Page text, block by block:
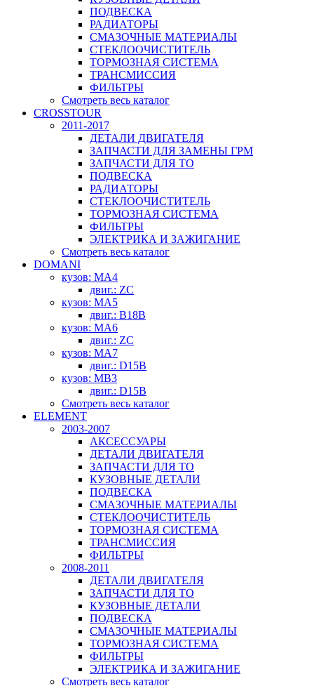
ПОДВЕСКА
РАДИАТОРЫ
СМАЗОЧНЫЕ МАТЕРИАЛЫ
СТЕКЛООЧИСТИТЕЛЬ
ТОРМОЗНАЯ СИСТЕМА
ТРАНСМИССИЯ
ФИЛЬТРЫ
Смотреть весь каталог
CROSSTOUR
2011-2017
ДЕТАЛИ ДВИГАТЕЛЯ
ЗАПЧАСТИ ДЛЯ ЗАМЕНЫ ГРМ
ЗАПЧАСТИ ДЛЯ ТО
ПОДВЕСКА
РАДИАТОРЫ
СТЕКЛООЧИСТИТЕЛЬ
ТОРМОЗНАЯ СИСТЕМА
ФИЛЬТРЫ
ЭЛЕКТРИКА И ЗАЖИГАНИЕ
Смотреть весь каталог
DOMANI
кузов: MA4
двиг.: ZC
кузов: MA5
двиг.: B18B
кузов: MA6
двиг.: ZC
кузов: MA7
двиг.: D15B
кузов: MB3
двиг.: D15B
Смотреть весь каталог
ELEMENT
2003-2007
АКСЕССУАРЫ
ДЕТАЛИ ДВИГАТЕЛЯ
ЗАПЧАСТИ ДЛЯ ТО
КУЗОВНЫЕ ДЕТАЛИ
ПОДВЕСКА
СМАЗОЧНЫЕ МАТЕРИАЛЫ
СТЕКЛООЧИСТИТЕЛЬ
ТОРМОЗНАЯ СИСТЕМА
ТРАНСМИССИЯ
ФИЛЬТРЫ
2008-2011
ДЕТАЛИ ДВИГАТЕЛЯ
ЗАПЧАСТИ ДЛЯ ТО
КУЗОВНЫЕ ДЕТАЛИ
ПОДВЕСКА
СМАЗОЧНЫЕ МАТЕРИАЛЫ
ТОРМОЗНАЯ СИСТЕМА
ФИЛЬТРЫ
ЭЛЕКТРИКА И ЗАЖИГАНИЕ
Смотреть весь каталог